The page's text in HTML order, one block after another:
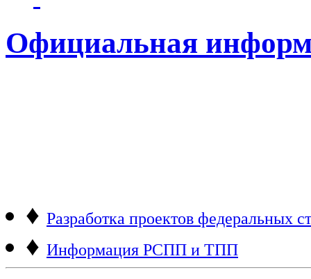
Официальная
♦ Разработка проектов федеральных
♦ Информация РСПП и ТПП